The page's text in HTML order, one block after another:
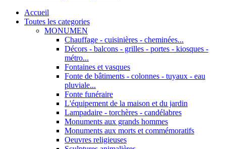
Accueil
Toutes les categories
MONUMEN
Chauffage - cuisinières - cheminées...
Décors - balcons - grilles - portes - kiosques -
métro...
Fontaines et vasques
Fonte de bâtiments - colonnes - tuyaux - eau
pluviale...
Fonte funéraire
L'équipement de la maison et du jardin
Lampadaire - torchères - candélabres
Monuments aux grands hommes
Monuments aux morts et commémoratifs
Oeuvres religieuses